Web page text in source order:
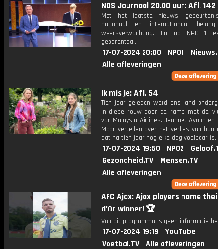
NOS Journaal 20.00 uur: Afl. 142
Met het laatste nieuws,
nationaal en internationaal
weersverwachting. En op NPO 1
gebarentaal.
17-07-2024 20:00 NPO1
Alle afleveringen
Ik mis je: Afl. 54
Tien jaar geleden werd ons land
in diepe rouw door de ramp met de
van Malaysia Airlines. Jeannet Avnon en
Moor vertellen over het verlies van hun
dat na tien jaar nog elke dag voelbaar is.
17-07-2024 19:50 NPO2
Gezondheid.TV
Mensen.TV
Alle afleveringen
AFC Ajax: Ajax players name
d’Or winner! 🏆
Van dit programma is geen informatie
17-07-2024 19:19
YouTube
Voetbal.TV
Alle afleveringen